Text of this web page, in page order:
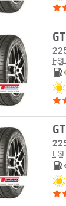
FSL
FSL